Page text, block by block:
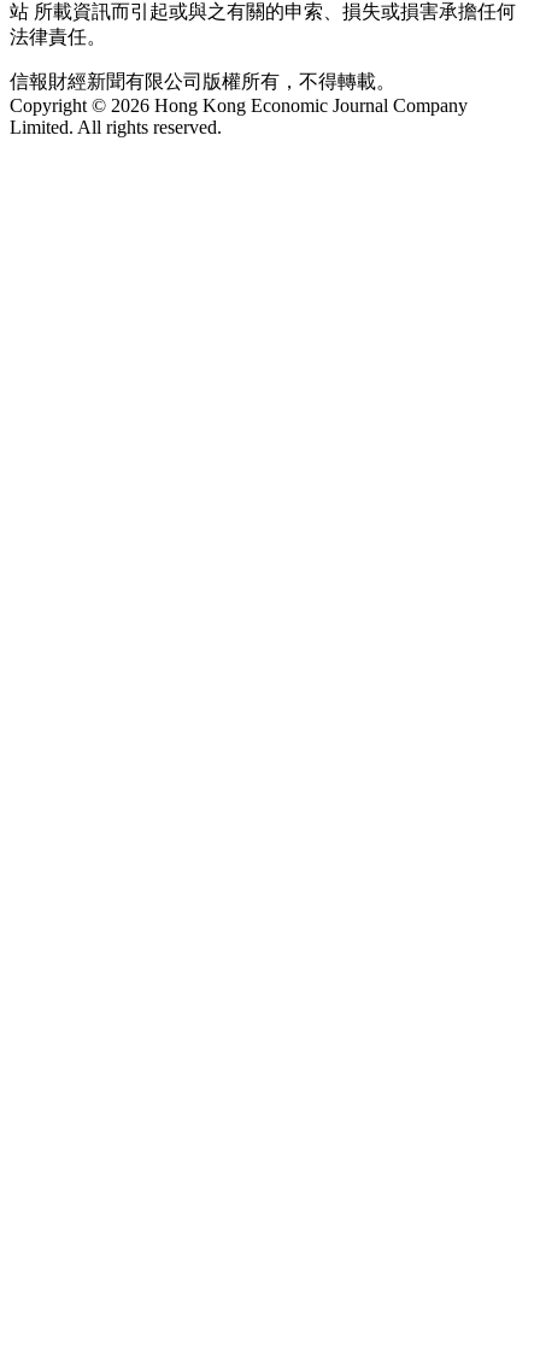
站 所載資訊而引起或與之有關的申索、損失或損害承擔任何
法律責任。
信報財經新聞有限公司版權所有，不得轉載。
Copyright © 2026 Hong Kong Economic Journal Company
Limited. All rights reserved.